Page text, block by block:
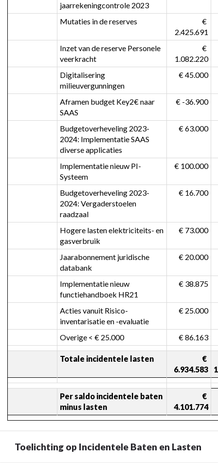
jaarrekeningcontrole 2023
Mutaties in de reserves
2.425.691
Inzet van de reserve Personele
veerkracht
1.082.220
Digitalisering
milieuvergunningen
€ 45.000
Aframen budget Key2€ naar
SAAS
€ -36.900
Budgetoverheveling 2023-
2024: Implementatie SAAS
diverse applicaties
€ 63.000
Implementatie nieuw PI-
Systeem
€ 100.000
Budgetoverheveling 2023-
2024: Vergaderstoelen
raadzaal
€ 16.700
Hogere lasten elektriciteits- en
gasverbruik
€ 73.000
Jaarabonnement juridische
databank
€ 20.000
Implementatie nieuw
functiehandboek HR21
€ 38.875
Acties vanuit Risico-
inventarisatie en -evaluatie
€ 25.000
Overige < € 25.000 € 86.163
Totale incidentele lasten
6.934.583
Per saldo incidentele baten
minus lasten
4.101.774
Toelichting op Incidentele Baten en Lasten